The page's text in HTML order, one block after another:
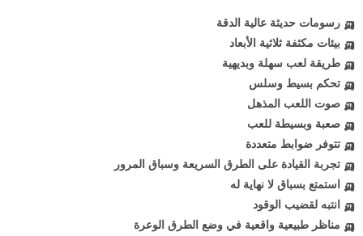
🛺 رسومات حديثة عالية الدقة
🛺 بيئات مكثفة ثلاثية الأبعاد
🛺 طريقة لعب سهلة وبديهية
🛺 تحكم بسيط وسلس
🛺 صوت اللعب المذهل
🛺 صعبة وبسيطة للعب
🛺 تتوفر ضوابط متعددة
🛺 تجربة القيادة على الطرق السريعة وسباق المرور
🛺 استمتع بسباق لا نهاية له
🛺 انتبه لقضيب الوقود
🛺 مناظر طبيعية واقعية في وضع الطرق الوعرة